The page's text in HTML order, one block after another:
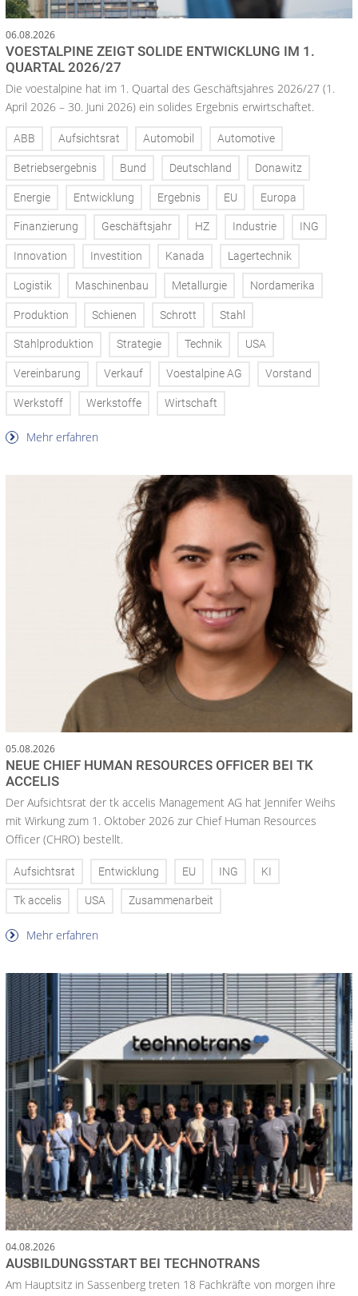
06.08.2026
VOESTALPINE ZEIGT SOLIDE ENTWICKLUNG IM 1.
QUARTAL 2026/27
Die voestalpine hat im 1. Quartal des Geschäftsjahres 2026/27 (1.
April 2026 – 30. Juni 2026) ein solides Ergebnis erwirtschaftet.
ABB Aufsichtsrat Automobil Automotive
Betriebsergebnis Bund Deutschland Donawitz
Energie Entwicklung Ergebnis EU Europa
Finanzierung Geschäftsjahr HZ Industrie ING
Innovation Investition Kanada Lagertechnik
Logistik Maschinenbau Metallurgie Nordamerika
Produktion Schienen Schrott Stahl
Stahlproduktion Strategie Technik USA
Vereinbarung Verkauf Voestalpine AG Vorstand
Werkstoff Werkstoffe Wirtschaft
Mehr erfahren
05.08.2026
NEUE CHIEF HUMAN RESOURCES OFFICER BEI TK
ACCELIS
Der Aufsichtsrat der tk accelis Management AG hat Jennifer Weihs
mit Wirkung zum 1. Oktober 2026 zur Chief Human Resources
Officer (CHRO) bestellt.
Aufsichtsrat Entwicklung EU ING KI
Tk accelis USA Zusammenarbeit
Mehr erfahren
04.08.2026
AUSBILDUNGSSTART BEI TECHNOTRANS
Am Hauptsitz in Sassenberg treten 18 Fachkräfte von morgen ihre